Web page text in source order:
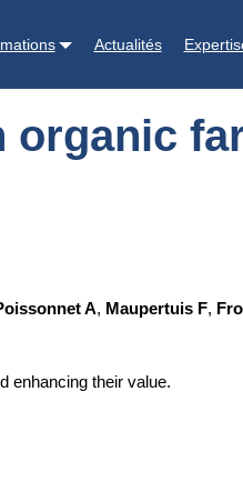
Actualités
A, Maupertuis F,
enhancing their value.